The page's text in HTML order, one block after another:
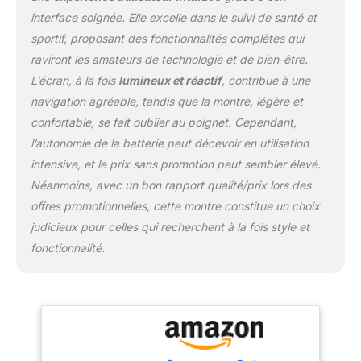
conçu¹ ²
Personnalisation des
Choisissez parmi un
large éventail d'options
et personnalisez le
cadran de votre montre
avec des designs
uniques, des interfaces
personnalisées et des
photos L’écosystème
Galaxy : Étendez votre
expérience Galaxy et
tirez le meilleur parti de
les autres produits
Galaxy pour une
productivité optimisée
interface soignée. Elle excelle dans le suivi de santé et
sportif, proposant des fonctionnalités complètes qui
raviront les amateurs de technologie et de bien-être.
L’écran, à la fois lumineux et réactif, contribue à une
navigation agréable, tandis que la montre, légère et
confortable, se fait oublier au poignet. Cependant,
l’autonomie de la batterie peut décevoir en utilisation
intensive, et le prix sans promotion peut sembler élevé.
Néanmoins, avec un bon rapport qualité/prix lors des
offres promotionnelles, cette montre constitue un choix
judicieux pour celles qui recherchent à la fois style et
fonctionnalité.